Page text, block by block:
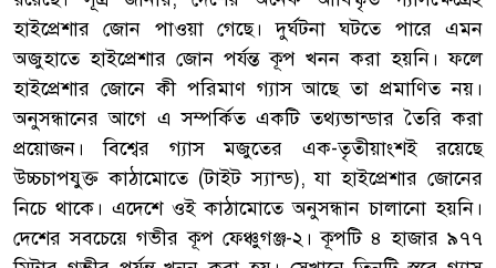
হাইপ্রেশার জোন পাওয়া গেছে। দুর্ঘটনা ঘটতে পারে এমন
অজুহাতে হাইপ্রেশার জোন পর্যন্ত কূপ খনন করা হয়নি। ফলে
হাইপ্রেশার জোনে কী পরিমাণ গ্যাস আছে তা প্রমাণিত নয়।
অনুসন্ধানের আগে এ সম্পর্কিত একটি তথ্যভান্ডার তৈরি করা
প্রয়োজন। বিশ্বের গ্যাস মজুতের এক-তৃতীয়াংশই রয়েছে
উচ্চচাপযুক্ত কাঠামোতে (টাইট স্যান্ড), যা হাইপ্রেশার জোনের
নিচে থাকে। এদেশে ওই কাঠামোতে অনুসন্ধান চালানো হয়নি।
দেশের সবচেয়ে গভীর কূপ ফেঞ্চুগঞ্জ-২। কূপটি ৪ হাজার ৯৭৭